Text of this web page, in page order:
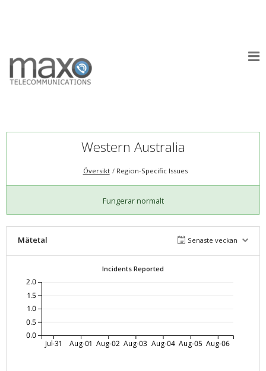
Western Australia
Översikt Region-Specific Issues
Fungerar normalt
Mätetal Senaste veckan
Incidents Reported
Jul-31 Aug-01 Aug-02 Aug-03 Aug-04 Aug-05 Aug-06
0.0
0.5
1.0
1.5
2.0